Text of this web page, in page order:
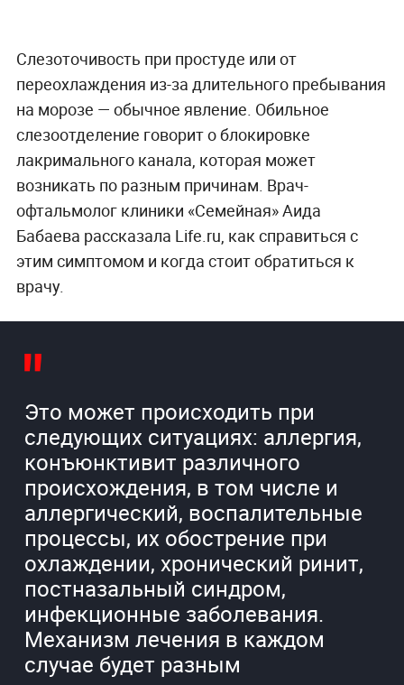
Слезоточивость при простуде или от
переохлаждения из-за длительного пребывания
на морозе — обычное явление. Обильное
слезоотделение говорит о блокировке
лакримального канала, которая может
возникать по разным причинам. Врач-
офтальмолог клиники «Семейная» Аида
Бабаева рассказала Life.ru, как справиться с
этим симптомом и когда стоит обратиться к
врачу.
Это может происходить при
следующих ситуациях: аллергия,
конъюнктивит различного
происхождения, в том числе и
аллергический, воспалительные
процессы, их обострение при
охлаждении, хронический ринит,
постназальный синдром,
инфекционные заболевания.
Механизм лечения в каждом
случае будет разным